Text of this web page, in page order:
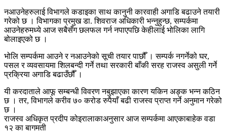
नआउनेहरुलाई विभागले कडाइका साथ कानुनी कारवाही अगाडि बढाउने तयारी
गरेको छ । विभागका प्रमुख डा. शिवराज अधिकारी भन्नुहुन्छ, सम्पर्कमा
आउनेहरुमध्ये आज सबैसँग छलफल गर्न नपाएपछि केहीलाई भोलिका लागि
बोलाइएको छ ।
भोलि सम्पर्कमा आउने र नआउनेको सूची तयार पाछौँ । सम्पर्क नगर्नेको घर,
पसल र व्यवसायमा शिलबन्दी गर्ने तथा सरकारी बाँकी सरह राजस्व असुली गर्ने
प्रक्रिया अगाडि बढाउँछौँ ।
यी करदाताले आफू सम्बन्धी विवरण नबुझाएका कारण यकिन अङ्क भन्न कठिन
छ । तर, विभागले करीव ७० करोड रुपैयाँ बढी राजस्व प्राप्त गर्ने अनुमान गरेको
छ ।
राजस्व अधिकृत प्रदीप कोइरालाकाअनुसार आज सम्पर्कमा आएकाबाहेक वडा
१२ का बागमती